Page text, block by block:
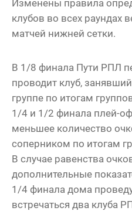
Изменены правила
клубов во всех раундах
матчей нижней сетки.
В 1/8 финала Пути РПЛ
проводит клуб,
группе по итогам
1/4 и 1/2 финала плей-
меньшее количество
соперником по итогам
В случае равенства
дополнительные
1/4 финала дома
встречаться два клуба